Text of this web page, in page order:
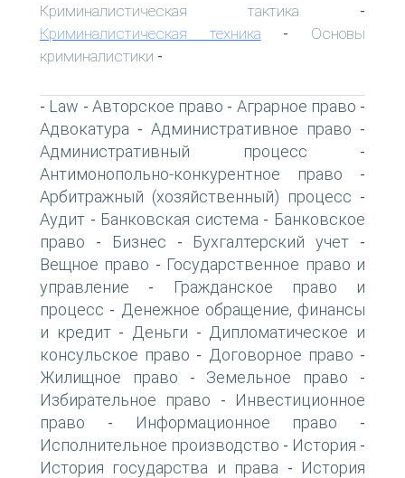
Криминалистическая тактика -
Криминалистическая техника - Основы
криминалистики -
- Law - Авторское право - Аграрное право -
Адвокатура - Административное право -
Административный процесс -
Антимонопольно-конкурентное право -
Арбитражный (хозяйственный) процесс -
Аудит - Банковская система - Банковское
право - Бизнес - Бухгалтерский учет -
Вещное право - Государственное право и
управление -
Гражданское право и
процесс - Денежное обращение, финансы
и кредит- Деньги - Дипломатическое и
консульское право - Договорное право -
Жилищное право - Земельное право -
Избирательное право -
Инвестиционное
право - Информационное право -
Исполнительное производство - История -
История государства и права -
История